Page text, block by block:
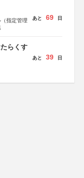
指定管理
あと 69 日
らくす
あと 39 日